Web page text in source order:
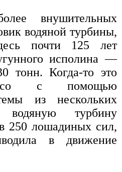
внушительных
водяной турбины,
почти 125 лет
исполина —
Когда-то это
с помощью
из нескольких
турбину
250 лошадиных сил,
в движение